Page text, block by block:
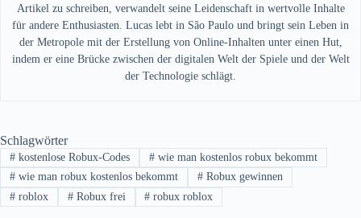
Artikel zu schreiben, verwandelt seine Leidenschaft in wertvolle Inhalte
für andere Enthusiasten. Lucas lebt in São Paulo und bringt sein Leben in
der Metropole mit der Erstellung von Online-Inhalten unter einen Hut,
indem er eine Brücke zwischen der digitalen Welt der Spiele und der Welt
der Technologie schlägt.
Schlagwörter
#kostenlose Robux-Codes #wie man kostenlos robux bekommt
#wie man robux kostenlos bekommt #Robux gewinnen
#roblox #Robux frei # robux roblox